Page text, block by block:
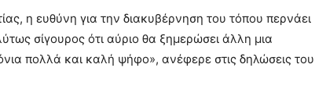
η ευθύνη για την διακυβέρνηση του τόπου περνάει
σίγουρος ότι αύριο θα ξημερώσει άλλη μια
πολλά και καλή ψήφο», ανέφερε στις δηλώσεις του